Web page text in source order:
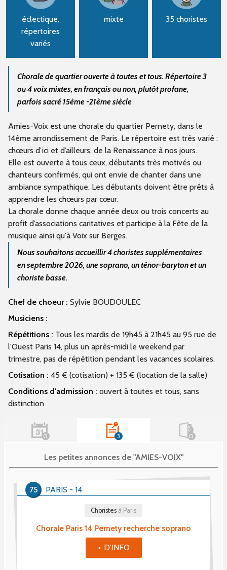
éclectique,
répertoires
variés
mixte 35 choristes
Chorale de quartier ouverte à toutes et tous. Répertoire 3
ou 4 voix mixtes, en français ou non, plutôt profane,
parfois sacré 15ème -21ème siècle
Amies-Voix est une chorale du quartier Pernety, dans le
14ème arrondissement de Paris. Le répertoire est très varié :
chœurs d’ici et d’ailleurs, de la Renaissance à nos jours.
Elle est ouverte à tous ceux, débutants très motivés ou
chanteurs confirmés, qui ont envie de chanter dans une
ambiance sympathique. Les débutants doivent être prêts à
apprendre les chœurs par cœur.
La chorale donne chaque année deux ou trois concerts au
profit d’associations caritatives et participe à la Fête de la
musique ainsi qu'à Voix sur Berges.
Nous souhaitons accueillir 4 choristes supplémentaires
en septembre 2026, une soprano, un ténor-baryton et un
choriste basse.
Chef de choeur : Sylvie BOUDOULEC
Musiciens :
Répétitions : Tous les mardis de 19h45 à 21h45 au 95 rue de
l'Ouest Paris 14, plus un après-midi le weekend par
trimestre, pas de répétition pendant les vacances scolaires.
Cotisation : 45 € (cotisation) + 135 € (location de la salle)
Conditions d'admission : ouvert à toutes et tous, sans
distinction
0 3
Les petites annonces de "AMIES-VOIX"
Chorale Paris 14 Pernety recherche soprano
Choristes à Paris
PARIS - 14
75
+ D'INFO
0